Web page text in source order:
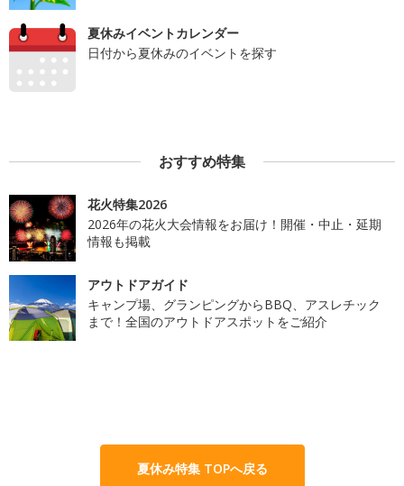
夏休みイベントカレンダー
日付から夏休みのイベントを探す
おすすめ特集
花火特集2026
2026年の花火大会情報をお届け！開催・中止・延期
情報も掲載
アウトドアガイド
キャンプ場、グランピングからBBQ、アスレチック
まで！全国のアウトドアスポットをご紹介
夏休み特集 TOPへ戻る